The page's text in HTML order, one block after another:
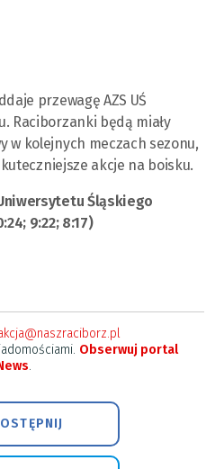
przewagę AZS UŚ
Raciborzanki będą miały
w kolejnych meczach sezonu,
akcje na boisku.
Śląskiego
9:22; 8:17)
Obserwuj portal
.